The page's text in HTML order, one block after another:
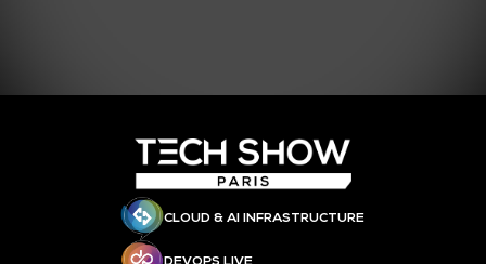
CLOUD & AI INFRASTRUCTURE